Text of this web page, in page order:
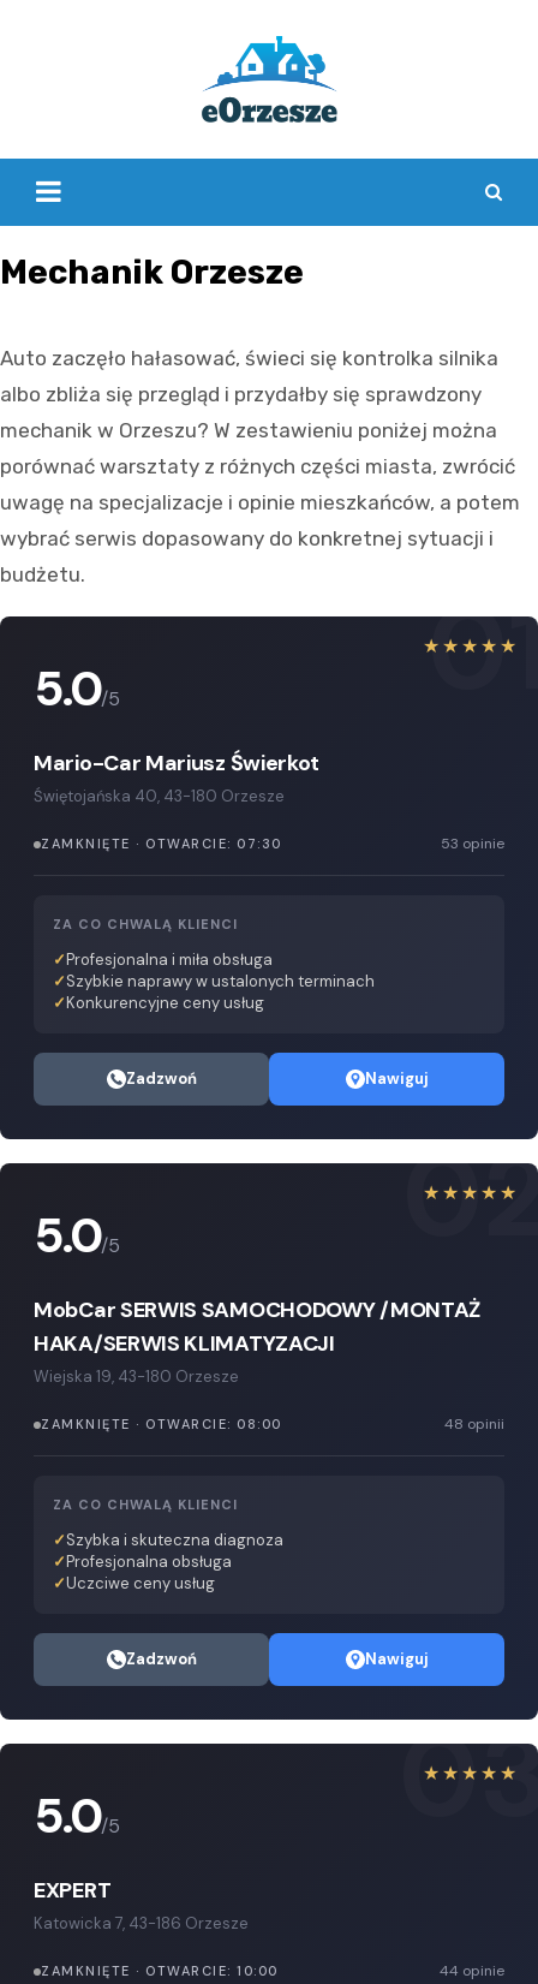
Mechanik Orzesze
Auto zaczęło hałasować, świeci się kontrolka silnika
albo zbliża się przegląd i przydałby się sprawdzony
mechanik w Orzeszu? W zestawieniu poniżej można
porównać warsztaty z różnych części miasta, zwrócić
uwagę na specjalizacje i opinie mieszkańców, a potem
wybrać serwis dopasowany do konkretnej sytuacji i
budżetu.
★★★★★
5.0/5
Mario-Car Mariusz Świerkot
Świętojańska 40, 43-180 Orzesze
ZAMKNIĘTE · OTWARCIE: 07:30 53 opinie
ZA CO CHWALĄ KLIENCI
Profesjonalna i miła obsługa
Szybkie naprawy w ustalonych terminach
Konkurencyjne ceny usług
Zadzwoń Nawiguj
★★★★★
5.0/5
MobCar SERWIS SAMOCHODOWY /MONTAŻ
HAKA/SERWIS KLIMATYZACJI
Wiejska 19, 43-180 Orzesze
ZAMKNIĘTE · OTWARCIE: 08:00 48 opinii
ZA CO CHWALĄ KLIENCI
Szybka i skuteczna diagnoza
Profesjonalna obsługa
Uczciwe ceny usług
Zadzwoń Nawiguj
★★★★★
5.0/5
EXPERT
Katowicka 7, 43-186 Orzesze
ZAMKNIĘTE · OTWARCIE: 10:00 44 opinie